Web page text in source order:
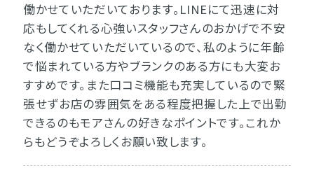
働かせていただいております。LINEにて迅速に対
応もしてくれる心強いスタッフさんのおかげで不安
なく働かせていただいているので、私のように年齢
で悩まれている方やブランクのある方にも大変お
すすめです。また口コミ機能も充実しているので緊
張せずお店の雰囲気をある程度把握した上で出勤
できるのもモアさんの好きなポイントです。これか
らもどうぞよろしくお願い致します。